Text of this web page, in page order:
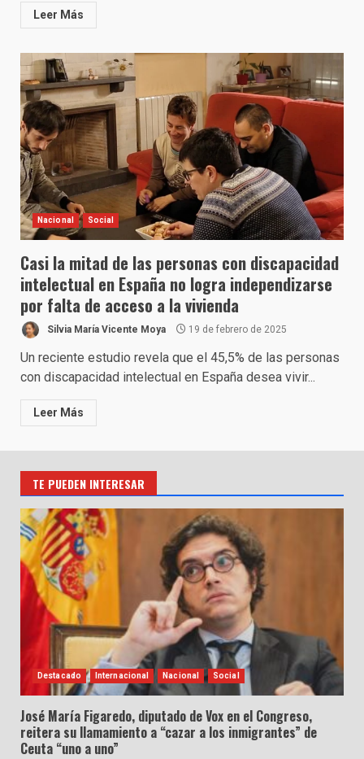
Leer Más
Nacional Social
Casi la mitad de las personas con discapacidad
intelectual en España no logra independizarse
por falta de acceso a la vivienda
Silvia María Vicente Moya 19 de febrero de 2025
Un reciente estudio revela que el 45,5% de las personas
con discapacidad intelectual en España desea vivir...
Leer Más
TE PUEDEN INTERESAR
Destacado Internacional Nacional Social
José María Figaredo, diputado de Vox en el Congreso,
reitera su llamamiento a “cazar a los inmigrantes” de
Ceuta “uno a uno”